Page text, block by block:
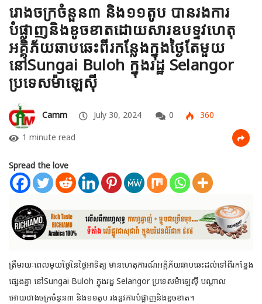
រោងចក្រចំនួន៣ និង១១តូប បានរងការ
បំផ្លាញនិងខូចខាតដោយសារឧបទ្ទវហេតុ
អគ្គិភ័យឆាបឆេះពីរកន្លែងក្នុងថ្ងៃតែមួយ
នៅSungai Buloh ក្នុងរដ្ឋ Selangor
ប្រទេសម៉ាឡេស៊ី
Camm July 30, 2024 0
360
1 minute read
Spread the love
ត្រឹមរយៈពេលមួយថ្ងៃនៃថ្ងៃអាទិត្យ មានហេតុការណ៍អគ្គិភ័យឆាបឆេះដល់ទៅពីរកន្លែង
ផ្សេងគ្នា នៅSungai Buloh ក្នុងរដ្ឋ Selangor ប្រទេសម៉ាឡេស៊ី បណ្តាល
អោយរោងចក្រចំនួន៣ និង១១តូប រងនូវការបំផ្លាញនិងខូចខាត។